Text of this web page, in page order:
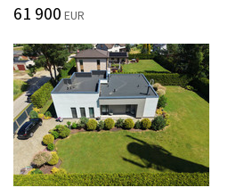
61 900 EUR